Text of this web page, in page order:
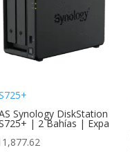
Synology DiskStation
| 2 Bahías | Expa